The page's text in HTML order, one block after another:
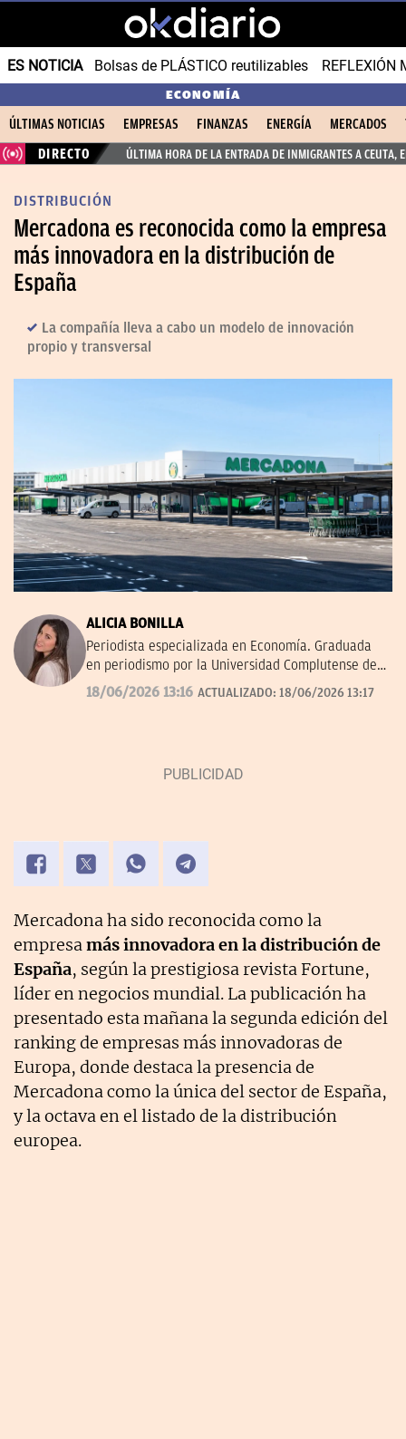
ES NOTICIA Bolsas de PLÁSTICO reutilizables REFLEXIÓN
ECONOMÍA
ÚLTIMAS NOTICIAS EMPRESAS FINANZAS ENERGÍA MERCADOS
DIRECTO
ÚLTIMA HORA DE LA ENTRADA DE INMIGRANTES A CEUTA,
DISTRIBUCIÓN
Mercadona es reconocida como la empresa
más innovadora en la distribución de
España
La compañía lleva a cabo un modelo de innovación
propio y transversal
ALICIA BONILLA
Periodista especializada en Economía. Graduada
en periodismo por la Universidad Complutense de
Madrid.
18/06/2026 13:16 ACTUALIZADO: 18/06/2026 13:17
Mercadona ha sido reconocida como la
empresamás innovadora en la distribución de
España, según la prestigiosa revista Fortune,
líder en negocios mundial. La publicación ha
presentado esta mañana la segunda edición del
ranking de empresas más innovadoras de
Europa, donde destaca la presencia de
Mercadona como la única del sector de España,
y la octava en el listado de la distribución
europea.